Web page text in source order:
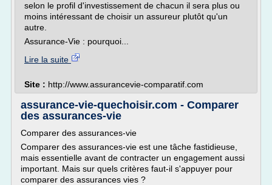
selon le profil d'investissement de chacun il sera plus ou
moins intéressant de choisir un assureur plutôt qu'un
autre.
Assurance-Vie : pourquoi...
Lire la suite
Site : http://www.assurancevie-comparatif.com
assurance-vie-quechoisir.com - Comparer
des assurances-vie
Comparer des assurances-vie
Comparer des assurances-vie est une tâche fastidieuse,
mais essentielle avant de contracter un engagement aussi
important. Mais sur quels critères faut-il s'appuyer pour
comparer des assurances vies ?